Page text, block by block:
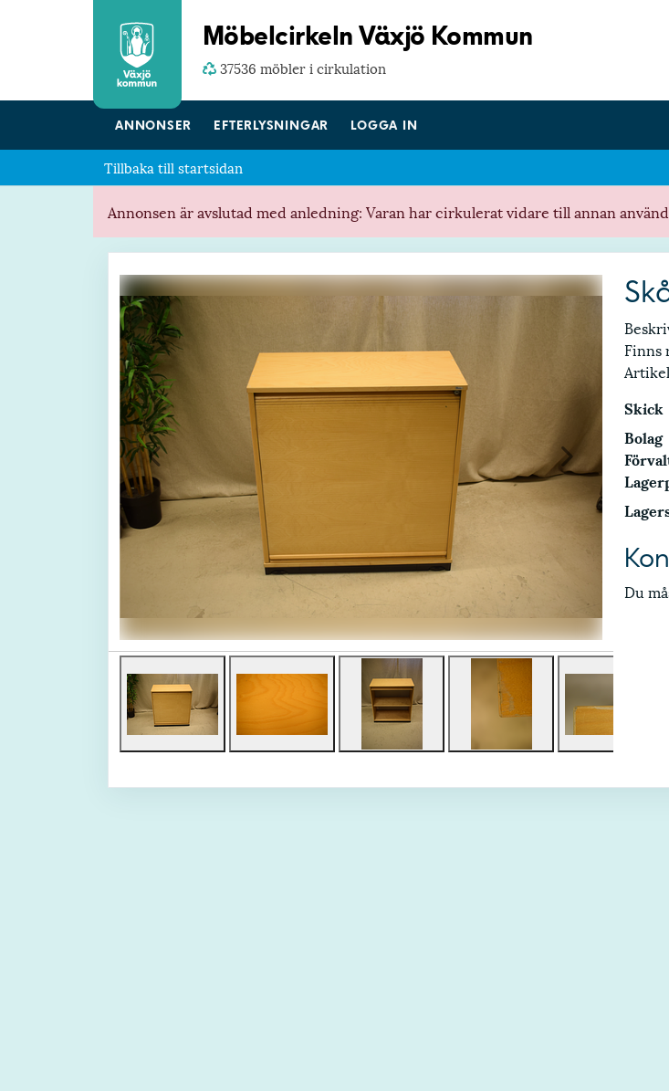
Möbelcirkeln Växjö Kommun
37536 möbler i cirkulation
ANNONSER EFTERLYSNINGAR LOGGA IN
Tillbaka till startsidan
Annonsen är avslutad med anledning: Varan har cirkulerat vidare till annan
Föregående Nästa
Finns
Skick
Bolag
Du